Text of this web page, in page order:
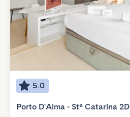
5.0
Porto D'Alma - Stª Catarina 2D